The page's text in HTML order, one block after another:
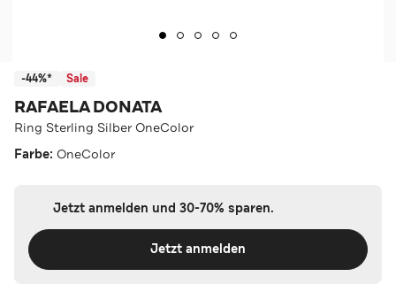
-44%* Sale
RAFAELA DONATA
Ring Sterling Silber OneColor
Farbe: OneColor
Jetzt anmelden und 30-70% sparen.
Jetzt anmelden